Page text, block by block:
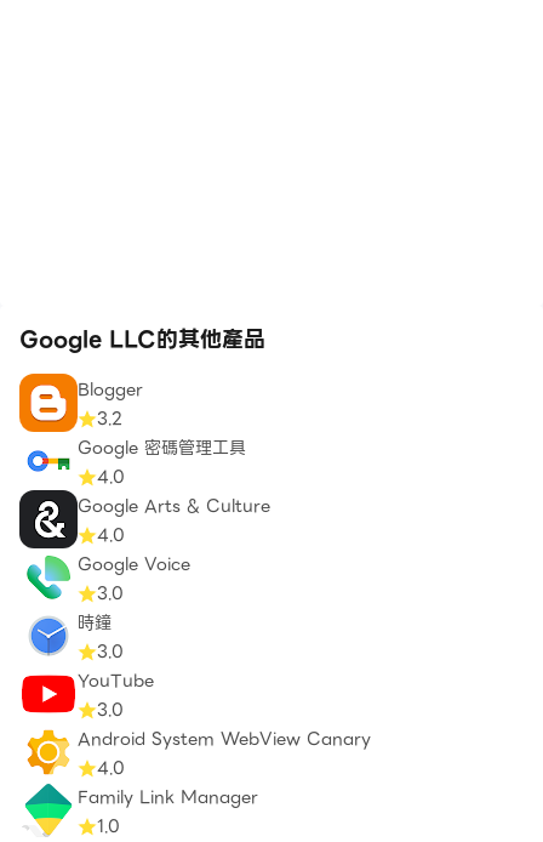
Google LLC的其他產品
Blogger
3.2
Google 密碼管理工具
4.0
Google Arts & Culture
4.0
Google Voice
3.0
時鐘
3.0
YouTube
3.0
Android System WebView Canary
4.0
Family Link Manager
1.0